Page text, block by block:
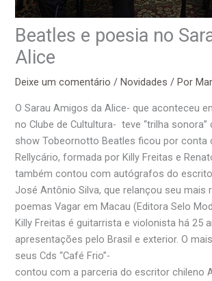
Beatles e poesia no
Alice
Deixe um comentário /Novidades / Por
O Sarau Amigos da Alice- que aconteceu
no Clube de Cultultura- teve “trilha sonora”
show Tobeornotto Beatles ficou por conta
Rellycário, formada por Killy Freitas e
também contou com autógrafos do
José Antônio Silva, que relançou seu mais
poemas Vagar em Macau (Editora Selo
Killy Freitas é guitarrista e violonista há 25
apresentações pelo Brasil e exterior. O
seus Cds “Café Frio”-
contou com a parceria do escritor chileno